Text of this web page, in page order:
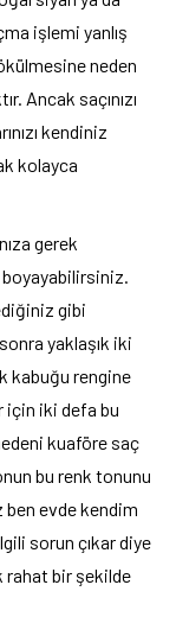
işlemi yanlış
neden
Ancak saçınızı
kendiniz
kolayca
gerek
gibi
yaklaşık iki
kabuğu rengine
için iki defa bu
kuaföre saç
bu renk tonunu
ben evde kendim
sorun çıkar diye
rahat bir şekilde